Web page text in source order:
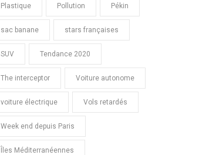
Plastique Pollution Pékin
sac banane stars françaises
SUV Tendance 2020
The interceptor Voiture autonome
voiture électrique Vols retardés
Week end depuis Paris
Îles Méditerranéennes